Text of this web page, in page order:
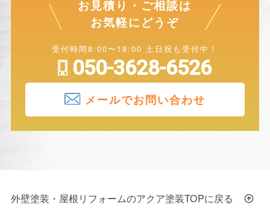
お見積り・ご相談は
お気軽にどうぞ
受付時間8:00〜18:00 土日祝も受付中！
050-3628-6526
メールでお問い合わせ
外壁塗装・屋根リフォームのアクア塗装TOPに戻る